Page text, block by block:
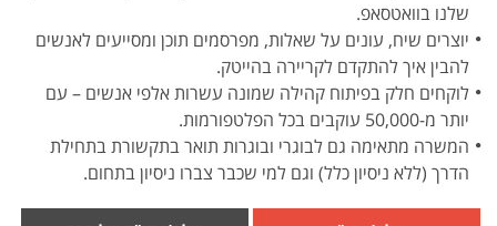
שלנו בוואטסאפ.
יוצרים שיח, עונים על שאלות, מפרסמים תוכן ומסייעים לאנשים
להבין איך להתקדם לקריירה בהייטק.
לוקחים חלק בפיתוח קהילה שמונה עשרות אלפי אנשים – עם
יותר מ-50,000 עוקבים בכל הפלטפורמות.
המשרה מתאימה גם לבוגרי ובוגרות תואר בתקשורת בתחילת
הדרך (ללא ניסיון כלל) וגם למי שכבר צברו ניסיון בתחום.